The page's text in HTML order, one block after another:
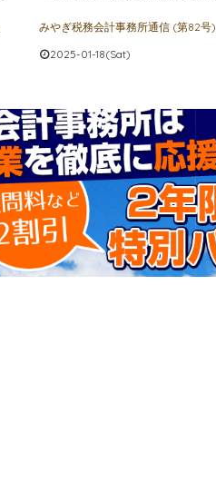
みやぎ税務会計事務所通信 (第82号)
2025-01-18(Sat)